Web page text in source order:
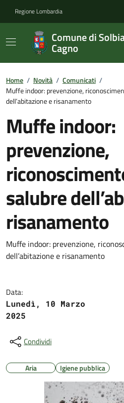
Regione Lombardia
Comune di
Cagno
Home / Novità / Comunicati /
Muffe indoor: prevenzione,
dell’abitazione e risanamento
Muffe indoor:
prevenzione,
salubre
risanamento
Muffe indoor: prevenzione,
dell’abitazione e risanamento
Data:
Lunedì, 10 Marzo
2025
Condividi
Aria Igiene pubblica